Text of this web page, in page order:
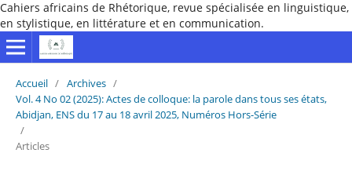
Cahiers africains de Rhétorique, revue spécialisée en linguistique,
en stylistique, en littérature et en communication.
Accueil / Archives /
Vol. 4 No 02 (2025): Actes de colloque: la parole dans tous ses états,
Abidjan, ENS du 17 au 18 avril 2025, Numéros Hors-Série
/
Articles